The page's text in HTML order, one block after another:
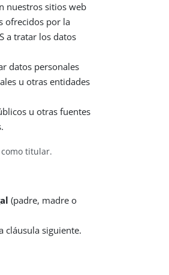
nuestros sitios web
ofrecidos por la
a tratar los datos
datos personales
u otras entidades
u otras fuentes
titular.
(padre, madre o
cláusula siguiente.